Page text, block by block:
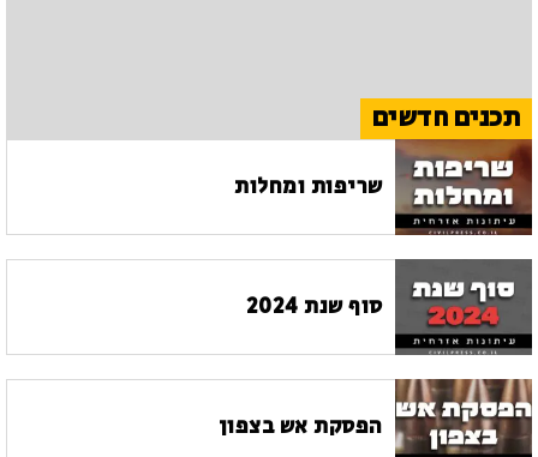
תכנים חדשים
שריפות ומחלות
סוף שנת 2024
הפסקת אש בצפון